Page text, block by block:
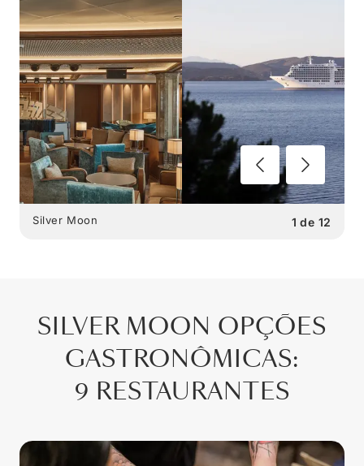
1 de 12
Silver Moon
SILVER MOON OPÇÕES
GASTRONÔMICAS:
9 RESTAURANTES